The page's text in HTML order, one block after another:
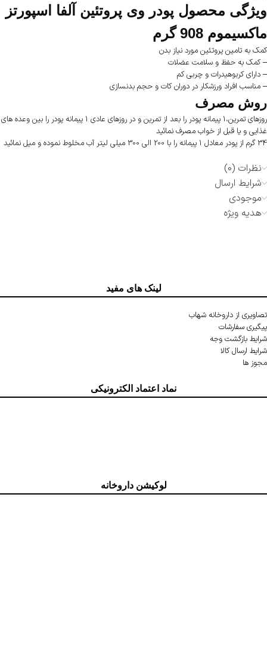
ویژگی محصول پودر وی پروتئین آلفا اسپورتز
ماکسیموم 908 گرم
کمک به تامین پروتئین مورد نیاز بدن
– کمک به حفظ و سلامت عضلات
– دارای کربوهیدرات و چربی کم
– مناسب افراد ورزشکار در دوران کات و حجم بدنسازی
روش مصرف
روزهای تمرین،1 پیمانه پودر را بعد از تمرین و در روزهای عادی 1 پیمانه پودر را بین وعده های
غذایی و یا قبل از خواب مصرف نمائید
34 گرم از پودر معادل 1 پیمانه را با 200 الی 300 میلی لیتر آب مخلوط نموده و میل نمائید
نظرات (0)
شرایط ارسال
موجودی
هدیه ویژه
لینک های مفید
تصاویری از داروخانه شهاب
پیگیری سفارشات
شرایط بازگشت وجه
شرایط ارسال کالا
مجوز ها
نماد اعتماد الکترونیکی
لوکیشن داروخانه